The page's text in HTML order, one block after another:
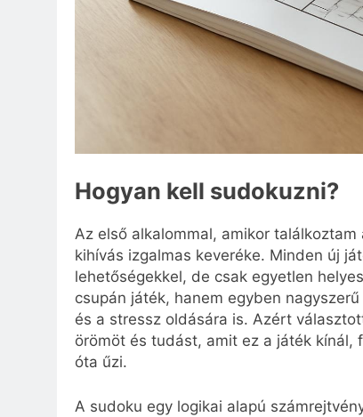
Hogyan kell sudokuzni?
Az első alkalommal, amikor
kihívás izgalmas keveréke. Minden új
lehetőségekkel, de csak egyetlen
csupán játék, hanem egyben
és a stressz oldására is. Azért
örömöt és tudást, amit ez a játék kínál,
óta űzi.
A sudoku egy logikai alapú